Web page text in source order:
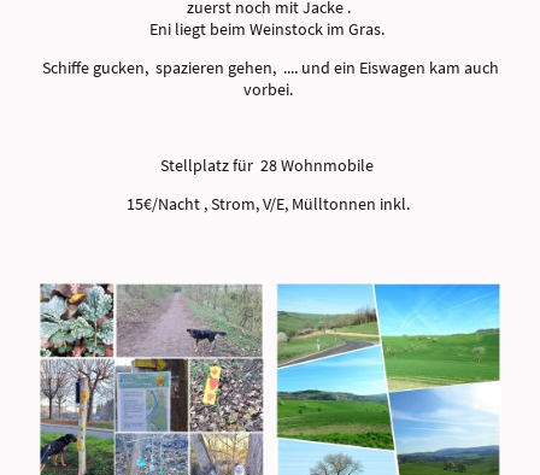
zuerst noch mit Jacke .
Eni liegt beim Weinstock im Gras.
Schiffe gucken, spazieren gehen, .... und ein Eiswagen kam auch
vorbei.
Stellplatz für 28 Wohnmobile
15€/Nacht , Strom, V/E, Mülltonnen inkl.